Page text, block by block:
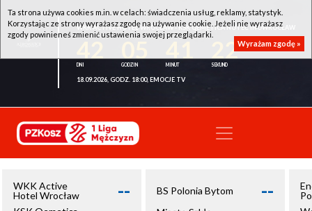
WKK ACTIVE HOTEL WROCŁAW - KSK QEMETICA NOTEĆ INOWROCŁAW
22
18.09.2026, GODZ. 18:00, EMOCJE TV
WKK Active
Hotel Wrocław
-- BS Polonia Bytom --
Ta strona używa cookies m.in. w celach: świadczenia usług, reklamy, statystyk.
Korzystając ze strony wyrażasz zgodę na używanie cookie. Jeżeli nie wyrażasz
zgody powinieneś zmienić ustawienia swojej przeglądarki.
Wyrażam zgodę »